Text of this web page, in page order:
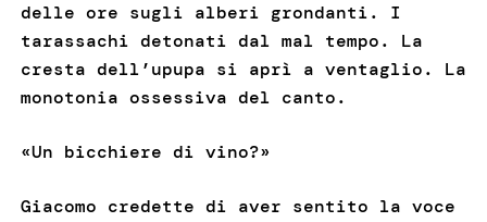
delle ore sugli alberi grondanti. I
tarassachi detonati dal mal tempo. La
cresta dell’upupa si aprì a ventaglio. La
monotonia ossessiva del canto.
«Un bicchiere di vino?»
Giacomo credette di aver sentito la voce